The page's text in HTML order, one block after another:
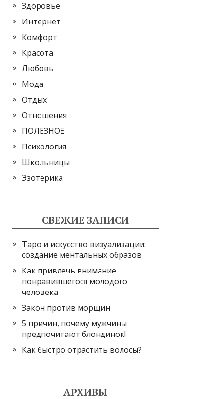
Здоровье
Интернет
Комфорт
Красота
Любовь
Мода
Отдых
Отношения
ПОЛЕЗНОЕ
Психология
Школьницы
Эзотерика
СВЕЖИЕ ЗАПИСИ
Таро и искусство визуализации:
создание ментальных образов
Как привлечь внимание
понравившегося молодого
человека
Закон против морщин
5 причин, почему мужчины
предпочитают блондинок!
Как быстро отрастить волосы?
АРХИВЫ